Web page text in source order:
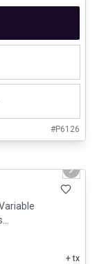
#P6126
Next
+ tx